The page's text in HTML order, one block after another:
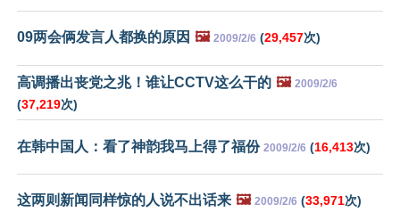
09两会俩发言人都换的原因 🖼️ 2009/2/6 (29,457次)
高调播出丧党之兆！谁让CCTV这么干的 🖼️ 2009/2/6
(37,219次)
在韩中国人：看了神韵我马上得了福份 2009/2/6 (16,413次)
这两则新闻同样惊的人说不出话来 🖼️ 2009/2/6 (33,971次)